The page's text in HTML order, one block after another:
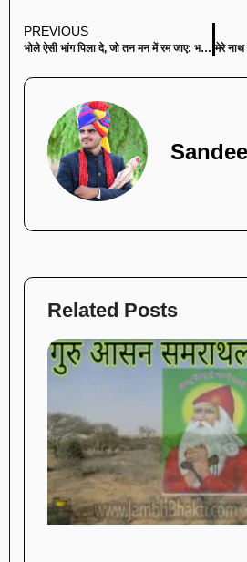
PREVIOUS
भोले ऐसी भांग पिला दे, जो तन मन में रम जाए: भजन (Bhole Aisi Bhang Pila De Jo Tan Man Me Ram Jaye)
Related Posts